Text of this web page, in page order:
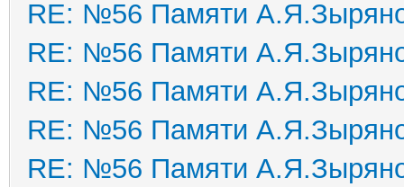
RE: №56 Памяти
RE: №56 Памяти
RE: №56 Памяти
RE: №56 Памяти
RE: №56 Памяти